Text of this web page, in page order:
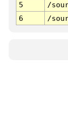
5
/
6
/